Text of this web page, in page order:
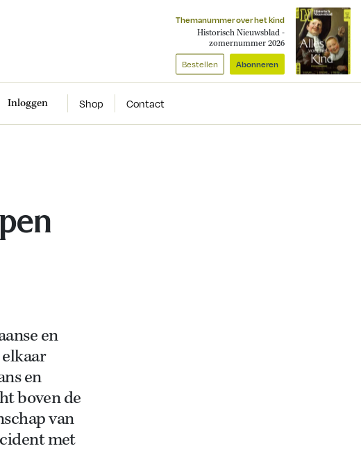
Themanummer over het kind
Historisch Nieuwsblad -
zomernummer 2026
Bestellen Abonneren
Inloggen Shop Contact
en
en
boven de
van
met